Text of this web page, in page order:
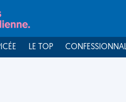
LE TOP